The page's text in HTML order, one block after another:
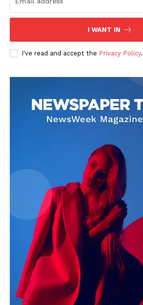
I WANT IN
I've read and accept the Privacy Policy.